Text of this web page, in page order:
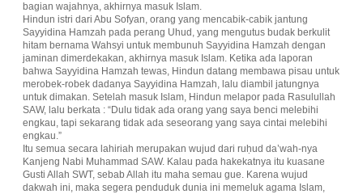
bagian wajahnya, akhirnya masuk Islam.
Hindun istri dari Abu Sofyan, orang yang mencabik-cabik jantung
Sayyidina Hamzah pada perang Uhud, yang mengutus budak berkulit
hitam bernama Wahsyi untuk membunuh Sayyidina Hamzah dengan
jaminan dimerdekakan, akhirnya masuk Islam. Ketika ada laporan
bahwa Sayyidina Hamzah tewas, Hindun datang membawa pisau untuk
merobek-robek dadanya Sayyidina Hamzah, lalu diambil jatungnya
untuk dimakan. Setelah masuk Islam, Hindun melapor pada Rasulullah
SAW, lalu berkata : “Dulu tidak ada orang yang saya benci melebihi
engkau, tapi sekarang tidak ada seseorang yang saya cintai melebihi
engkau.”
Itu semua secara lahiriah merupakan wujud dari ruḥud da’wah-nya
Kanjeng Nabi Muhammad SAW. Kalau pada hakekatnya itu kuasane
Gusti Allah SWT, sebab Allah itu maha semau gue. Karena wujud
dakwah ini, maka segera penduduk dunia ini memeluk agama Islam,